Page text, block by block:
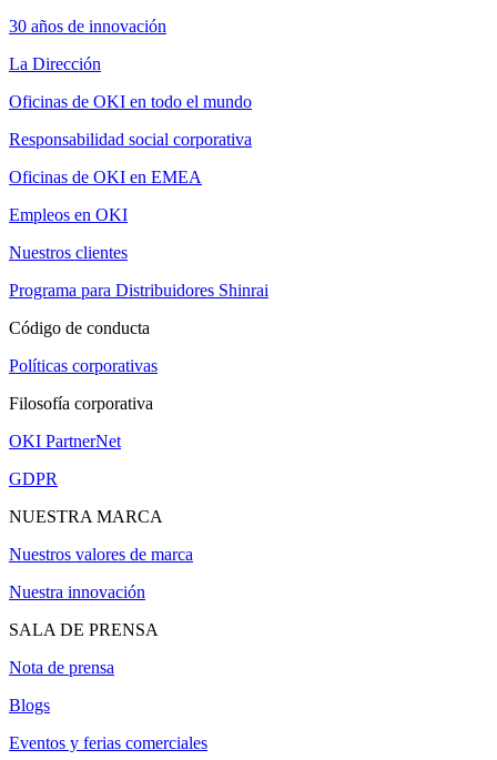
30 años de innovación
La Dirección
Oficinas de OKI en todo el mundo
Responsabilidad social corporativa
Oficinas de OKI en EMEA
Empleos en OKI
Nuestros clientes
Programa para Distribuidores Shinrai
Código de conducta
Políticas corporativas
Filosofía corporativa
OKI PartnerNet
GDPR
NUESTRA MARCA
Nuestros valores de marca
Nuestra innovación
SALA DE PRENSA
Nota de prensa
Blogs
Eventos y ferias comerciales